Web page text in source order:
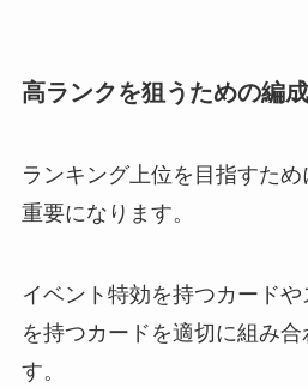
高ランクを狙うための編
ランキング上位を目指すた
重要になります。
イベント特効を持つカード
を持つカードを適切に組み
す。